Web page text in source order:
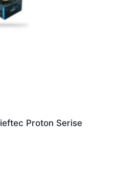
Proton Serise